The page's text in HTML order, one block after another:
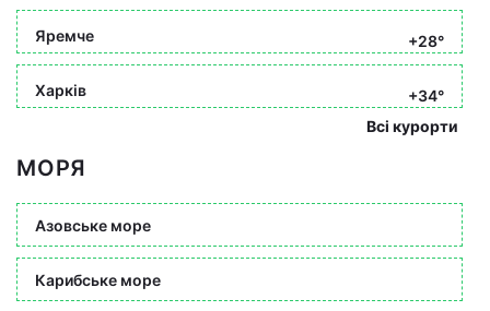
Яремче +28°
Харків
+34°
Всі курорти
МОРЯ
Азовське море
Карибське море